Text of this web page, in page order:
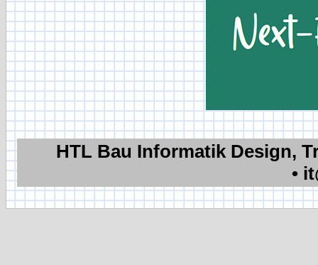
HTL Bau Informatik Design,
•